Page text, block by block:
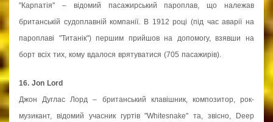
"Карпатія" – відомий пасажирський пароплав, що належав
британській судоплавній компанії. В 1912 році (під час аварії на
пароплаві "Титанік") першим прийшов на допомогу, взявши на
борт всіх тих, кому вдалося врятуватися (705 пасажирів).
16. Jon Lord
Джон Дуглас Лорд – британський клавішник, композитор, рок-
музикант, відомий учасник гуртів "Whitesnake" та, звісно, Deep